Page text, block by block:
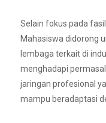
Selain fokus pada
Mahasiswa didorong
lembaga terkait di
menghadapi
jaringan profesional
mampu beradaptasi